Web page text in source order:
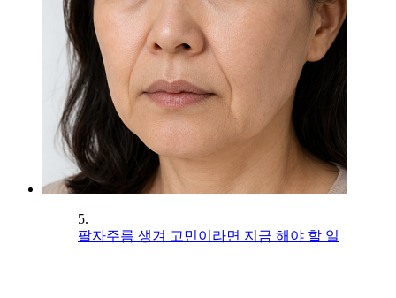
5.
팔자주름 생겨 고민이라면 지금 해야 할 일